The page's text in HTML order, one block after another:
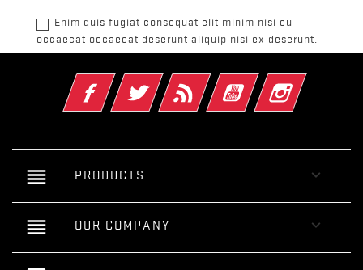
Enim quis fugiat consequat elit minim nisi eu
occaecat occaecat deserunt aliquip nisi ex deserunt.
FacebookTwitter RSS YouTube Instagram
reorder PRODUCTS 
reorder OUR COMPANY 